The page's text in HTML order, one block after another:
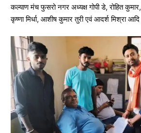
कल्याण मंच फुसरो नगर अध्यक्ष गोपी डे, रोहित कुमार,
कृष्णा मिर्धा, आशीष कुमार तुरी एवं आदर्श मिश्रा